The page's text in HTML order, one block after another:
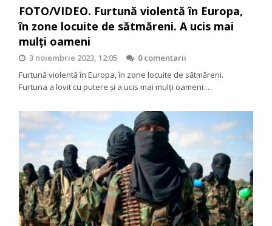
FOTO/VIDEO. Furtună violentă în Europa,
în zone locuite de sătmăreni. A ucis mai
mulți oameni
3 noiembrie 2023, 12:05
0 comentarii
Furtună violentă în Europa, în zone locuite de sătmăreni.
Furtuna a lovit cu putere și a ucis mai mulți oameni.…